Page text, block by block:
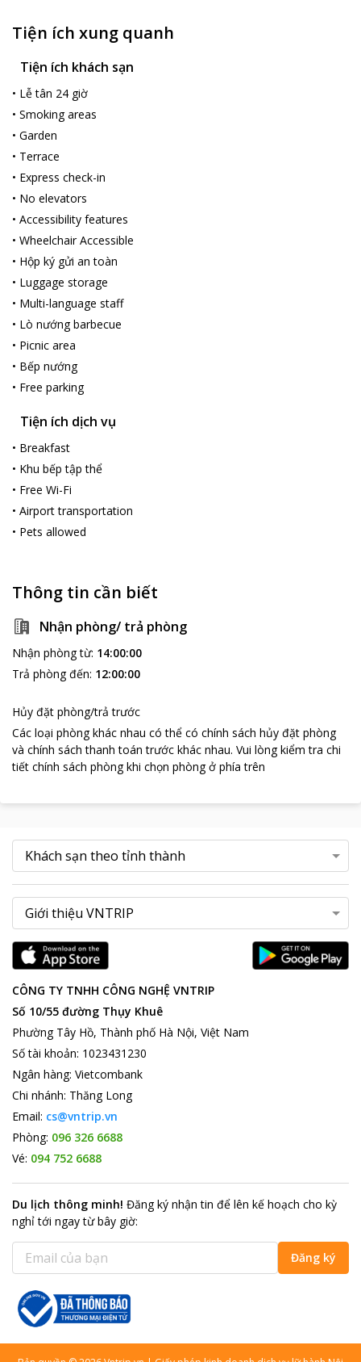
Tiện ích xung quanh
Tiện ích khách sạn
• Lễ tân 24 giờ
• Smoking areas
• Garden
• Terrace
• Express check-in
• No elevators
• Accessibility features
• Wheelchair Accessible
• Hộp ký gửi an toàn
• Luggage storage
• Multi-language staff
• Lò nướng barbecue
• Picnic area
• Bếp nướng
• Free parking
Tiện ích dịch vụ
• Breakfast
• Khu bếp tập thể
• Free Wi-Fi
• Airport transportation
• Pets allowed
Thông tin cần biết
Nhận phòng/ trả phòng
Nhận phòng từ: 14:00:00
Trả phòng đến: 12:00:00
Hủy đặt phòng/trả trước
Các loại phòng khác nhau có thể có chính sách hủy đặt phòng
và chính sách thanh toán trước khác nhau. Vui lòng kiểm tra chi
tiết chính sách phòng khi chọn phòng ở phía trên
CÔNG TY TNHH CÔNG NGHỆ VNTRIP
Số 10/55 đường Thụy Khuê
Phường Tây Hồ, Thành phố Hà Nội, Việt Nam
Số tài khoản: 1023431230
Ngân hàng: Vietcombank
Chi nhánh: Thăng Long
Email: cs@vntrip.vn
Phòng: 096 326 6688
Vé: 094 752 6688
Du lịch thông minh! Đăng ký nhận tin để lên kế hoạch cho kỳ
nghỉ tới ngay từ bây giờ:
Đăng ký